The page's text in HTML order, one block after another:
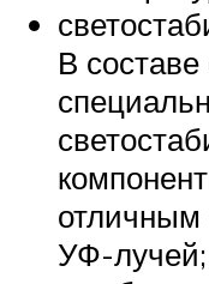
В
отличным
УФ-лучей;